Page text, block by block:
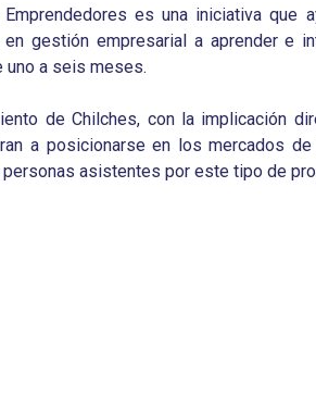
es una iniciativa
gestión empresarial a aprender e
uno a seis meses.
de Chilches, con la implicación
a posicionarse en los mercados
asistentes por este tipo de